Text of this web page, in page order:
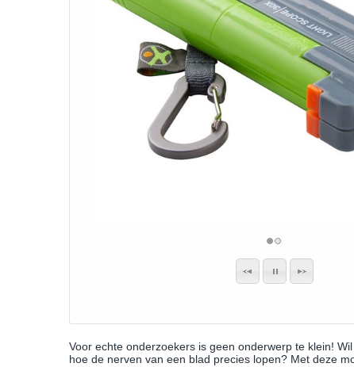
Voor echte onderzoekers is geen onderwerp te klein!
hoe de nerven van een blad precies lopen? Met deze